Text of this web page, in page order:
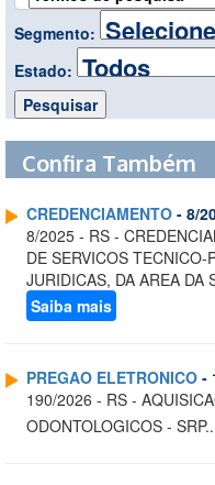
Segmento:
Estado:
Confira Também
CREDENCIAMENTO - 8/
8/2025 - RS -
DE SERVICOS
JURIDICAS, DA AREA DA
Saiba mais
PREGAO ELETRONICO -
190/2026 - RS -
ODONTOLOGICOS -